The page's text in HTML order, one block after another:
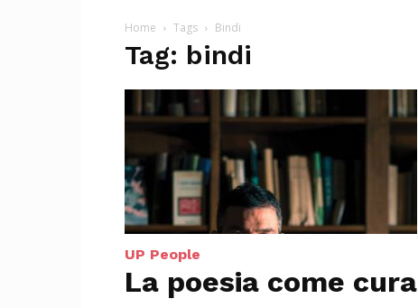
Home Tags Bindi
Tag: bindi
UP People
La poesia come cura